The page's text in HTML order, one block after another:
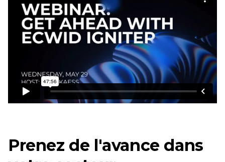
Prenez de l'avance dans